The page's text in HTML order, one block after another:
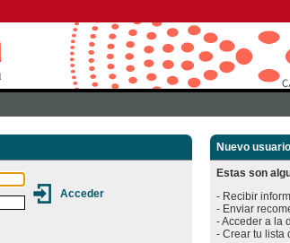
Nuevo usuario
Estas son
- Recibir
- Enviar
- Acceder a la